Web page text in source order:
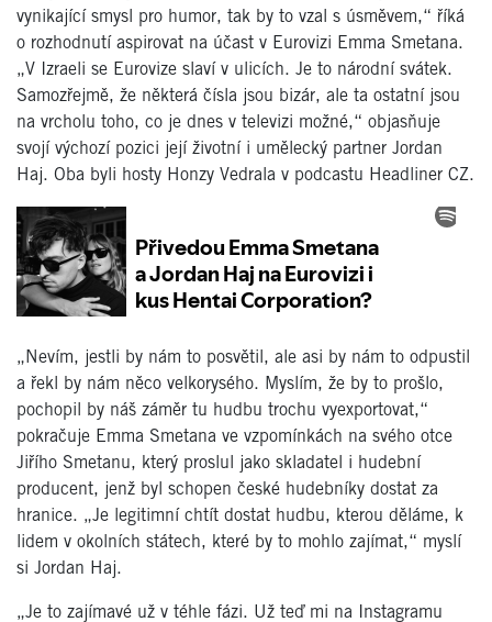
vynikající smysl pro humor, tak by to vzal s úsměvem,“ říká
o rozhodnutí aspirovat na účast v Eurovizi Emma Smetana.
„V Izraeli se Eurovize slaví v ulicích. Je to národní svátek.
Samozřejmě, že některá čísla jsou bizár, ale ta ostatní jsou
na vrcholu toho, co je dnes v televizi možné,“ objasňuje
svojí výchozí pozici její životní i umělecký partner Jordan
Haj. Oba byli hosty Honzy Vedrala v podcastu Headliner CZ.
„Nevím, jestli by nám to posvětil, ale asi by nám to odpustil
a řekl by nám něco velkorysého. Myslím, že by to prošlo,
pochopil by náš záměr tu hudbu trochu vyexportovat,“
pokračuje Emma Smetana ve vzpomínkách na svého otce
Jiřího Smetanu, který proslul jako skladatel i hudební
producent, jenž byl schopen české hudebníky dostat za
hranice. „Je legitimní chtít dostat hudbu, kterou děláme, k
lidem v okolních státech, které by to mohlo zajímat,“ myslí
si Jordan Haj.
„Je to zajímavé už v téhle fázi. Už teď mi na Instagramu